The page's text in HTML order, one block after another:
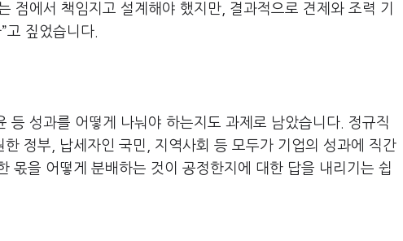
점에서 책임지고 설계해야 했지만
결과적으로 견제와 조력 기
”고 짚었습니다
등 성과를 어떻게 나눠야 하는지도 과제로 남았습니다. 정규직
한 정부 납세자인 국민
지역사회 등 모두가 기업의 성과에 직간
몫을 어떻게 분배하는 것이 공정한지에 대한 답을 내리기는 쉽